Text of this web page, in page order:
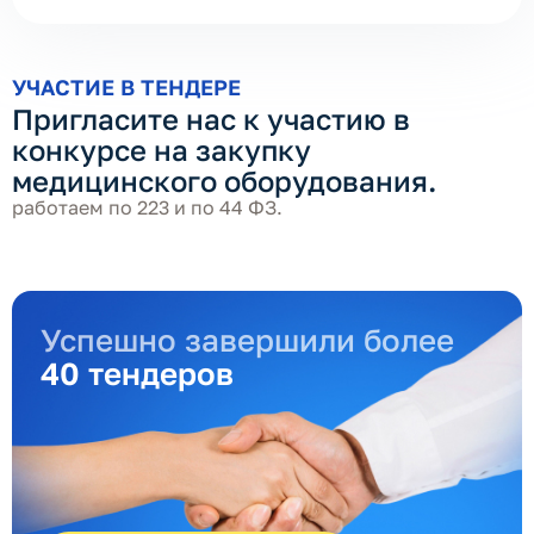
УЧАСТИЕ В ТЕНДЕРЕ
Пригласите нас к участию в
конкурсе на закупку
медицинского оборудования.
работаем по 223 и по 44 ФЗ.
Успешно завершили более
40 тендеров